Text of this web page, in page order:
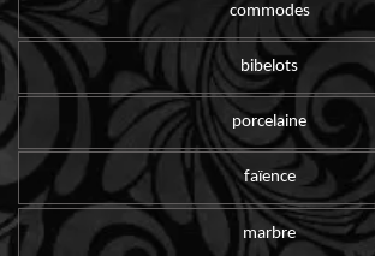
commodes
bibelots
porcelaine
faïence
marbre